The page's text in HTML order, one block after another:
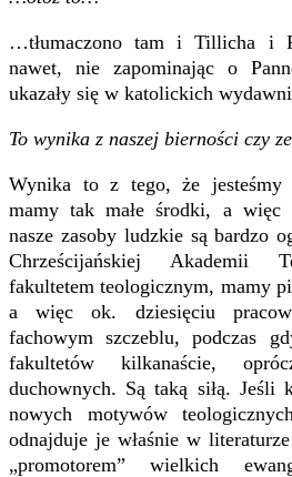
…tłumaczono tam i Tillicha i
nawet, nie zapominając o
ukazały się w katolickich
To wynika z naszej bierności czy
Wynika to z tego, że jesteśmy
mamy tak małe środki, a
nasze zasoby ludzkie są bardzo
Chrześcijańskiej Akademii
fakultetem teologicznym, mamy
a więc ok. dziesięciu
fachowym szczeblu, podczas
fakultetów kilkanaście,
duchownych. Są taką siłą. Jeśli
nowych motywów
odnajduje je właśnie w
„promotorem” wielkich